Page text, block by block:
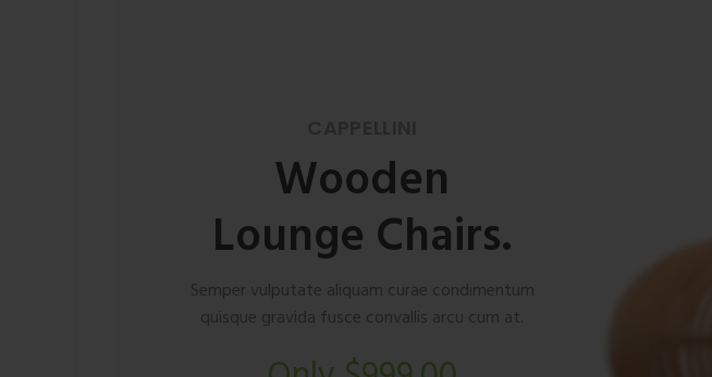
Wooden
Lounge Chairs.
Semper vulputate aliquam curae condimentum
quisque gravida fusce convallis arcu cum at.